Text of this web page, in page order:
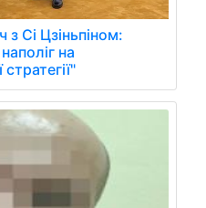
з Сі Цзіньпіном:
на